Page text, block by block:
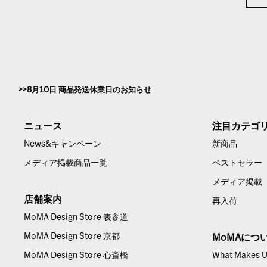
8月10日 商品発送休業日のお知らせ
ニュース
News&キャンペーン
メディア掲載商品一覧
店舗案内
MoMA Design Store 表参道
MoMA Design Store 京都
MoMA Design Store 心斎橋
注目カテゴ
新商品
ベストセラー
メディア掲載
再入荷
MoMAにつ
What Makes